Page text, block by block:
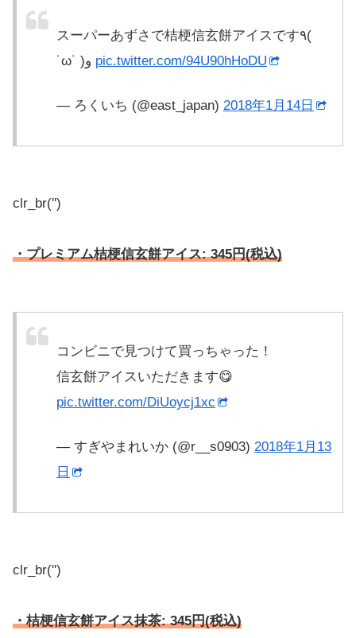
スーパーあずさで桔梗信玄餅アイスです٩(
pic.twitter.com/94U90hHoDU
— ろくいち (@east_japan) 2018年1月14日
clr_br('')
・プレミアム桔梗信玄餅アイス: 345円(税込)
コンビニで見つけて買っちゃった！
信玄餅アイスいただきます😋
pic.twitter.com/DiUoycj1xc
— すぎやまれいか (@r__s0903) 2018年1月13
日
clr_br('')
・桔梗信玄餅アイス抹茶: 345円(税込)